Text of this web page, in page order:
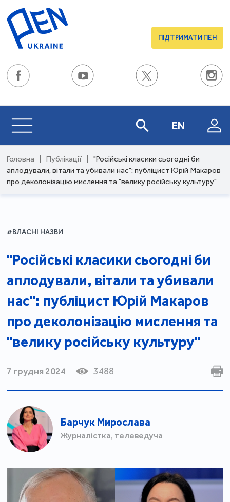
ПІДТРИМАТИ ПЕН
EN
Головна Публікації
"Російські класики сьогодні би
аплодували, вітали та убивали нас": публіцист Юрій Макаров
про деколонізацію мислення та "велику російську культуру"
#ВЛАСНІ НАЗВИ
"Російські класики сьогодні би
аплодували, вітали та убивали
нас": публіцист Юрій Макаров
про деколонізацію мислення та
"велику російську культуру"
7 грудня 2024 3488
Барчук Мирослава
Журналістка, телеведуча